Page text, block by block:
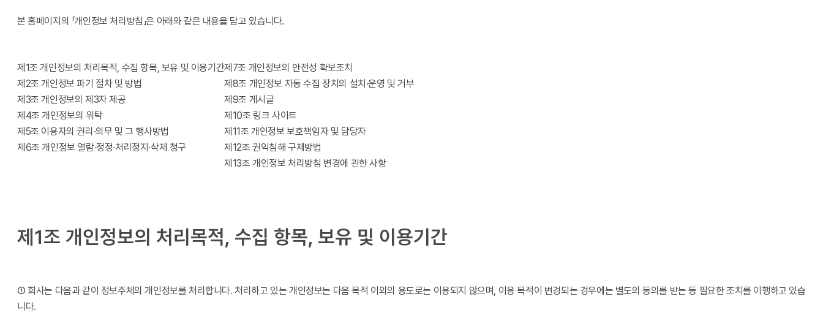
본 홈페이지의 「개인정보 처리방침」은 아래와 같은 내용을 담고 있습니다.
제1조 개인정보의 처리목적, 수집 항목, 보유 및 이용기간
제2조 개인정보 파기 절차 및 방법
제3조 개인정보의 제3자 제공
제4조 개인정보의 위탁
제5조 이용자의 권리·의무 및 그 행사방법
제6조 개인정보 열람∙정정∙처리정지∙삭제 청구
제7조 개인정보의 안전성 확보조치
제8조 개인정보 자동 수집 장치의 설치·운영 및 거부
제9조 게시글
제10조 링크 사이트
제11조 개인정보 보호책임자 및 담당자
제12조 권익침해 구제방법
제13조 개인정보 처리방침 변경에 관한 사항
제1조 개인정보의 처리목적, 수집 항목, 보유 및 이용기간
① 회사는 다음과 같이 정보주체의 개인정보를 처리합니다. 처리하고 있는 개인정보는 다음 목적 이외의 용도로는 이용되지 않으며, 이용 목적이 변경되는 경우에는 별도의 동의를 받는 등 필요한 조치를 이행하고 있습
니다.